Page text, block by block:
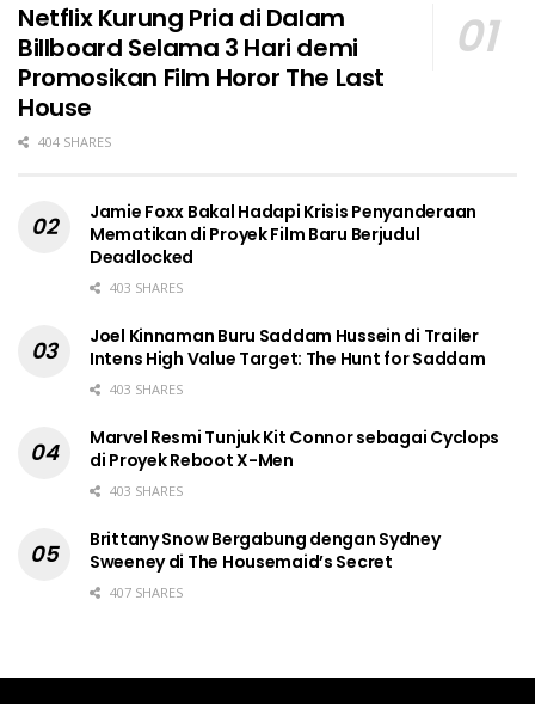
Netflix Kurung Pria di Dalam
Billboard Selama 3 Hari demi
Promosikan Film Horor The Last
House
404 SHARES
Jamie Foxx Bakal Hadapi Krisis Penyanderaan
Mematikan di Proyek Film Baru Berjudul
Deadlocked
403 SHARES
Joel Kinnaman Buru Saddam Hussein di Trailer
Intens High Value Target: The Hunt for Saddam
403 SHARES
Marvel Resmi Tunjuk Kit Connor sebagai Cyclops
di Proyek Reboot X-Men
403 SHARES
Brittany Snow Bergabung dengan Sydney
Sweeney di The Housemaid’s Secret
407 SHARES